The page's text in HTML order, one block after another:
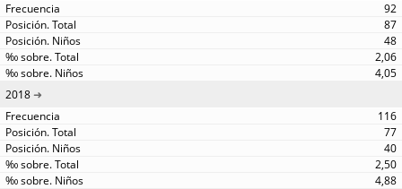
92
87
48
2,06
4,05
2018
116
77
40
2,50
4,88